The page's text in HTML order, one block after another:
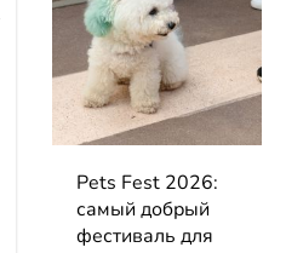
Pets Fest 2026:
самый добрый
фестиваль для